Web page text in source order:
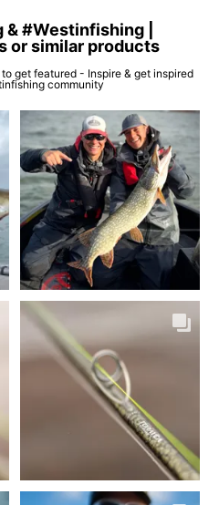
#Westinfishing |
or similar products
get featured - Inspire & get inspired
community